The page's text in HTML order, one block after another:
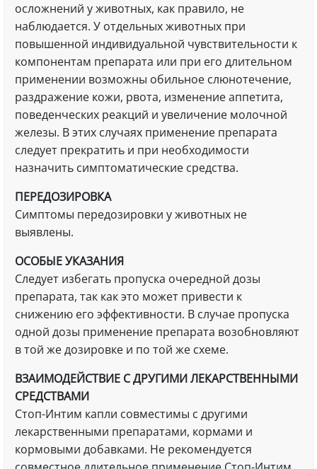
осложнений у животных, как правило, не
наблюдается. У отдельных животных при
повышенной индивидуальной чувствительности к
компонентам препарата или при его длительном
применении возможны обильное слюнотечение,
раздражение кожи, рвота, изменение аппетита,
поведенческих реакций и увеличение молочной
железы. В этих случаях применение препарата
следует прекратить и при необходимости
назначить симптоматические средства.
ПЕРЕДОЗИРОВКА
Симптомы передозировки у животных не
выявлены.
ОСОБЫЕ УКАЗАНИЯ
Следует избегать пропуска очередной дозы
препарата, так как это может привести к
снижению его эффективности. В случае пропуска
одной дозы применение препарата возобновляют
в той же дозировке и по той же схеме.
ВЗАИМОДЕЙСТВИЕ С ДРУГИМИ ЛЕКАРСТВЕННЫМИ
СРЕДСТВАМИ
Стоп-Интим капли совместимы с другими
лекарственными препаратами, кормами и
кормовыми добавками. Не рекомендуется